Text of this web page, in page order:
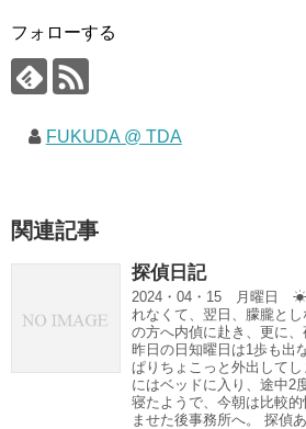
フォローする
FUKUDA @ TDA
関連記事
探偵日記
2024・04・15 月曜日 ☀
れなくて、翌日、朦朧と
の方へ内偵に赴き、更に、
昨日の日知曜日は1歩も出
ぱりちょこっと外出して
にはベッドに入り、途中2
寝たようで、今朝は比較
ませた後事務所へ。 探偵